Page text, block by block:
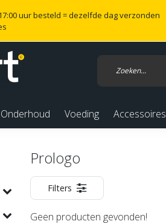
uur besteld = dezelfde dag verzonden
Onderhoud Voeding Accessoires
Prologo
Filters
Geen producten gevonden!